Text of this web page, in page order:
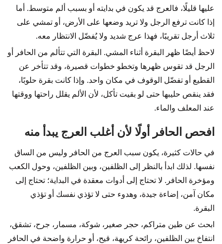
عليها قليلًا، فالعرج قد يكون في بدايته أو بسبب ألم متوسط. أما
إذا كانت ترفع الرجل ولا تريد وضعها على الأرض، أو تمشي على
ثلاث أرجل تقريبًا، فهذا عرج شديد ولا يُفضّل الانتظار معه.
لاحظ أيضًا ظهر البقرة أثناء المشي. البقرة التي تتألم من الحافر أو
الرجل قد تقوس ظهرها وتخطو خطوات قصيرة، وقد تتأخر عن
القطيع أو تفضّل الوقوف في مكان واحد. وإذا كانت بقرة حلوبًا،
فقد ينقص حليبها حتى لو بقيت تأكل، لأن الألم يقلل راحتها ووقتها
عند المعلف والماء.
افحص الحافر أولًا لأن أغلب العرج يبدأ منه
في حالات كثيرة، يكون سبب العرج من الحافر وليس من الساق
نفسها. لذلك ابدأ بالنظر إلى الظلفين، وبين الظلفين، وحول الكعب
ومؤخرة الحافر. لا تحتاج إلى أدوات معقدة في البداية؛ تحتاج إلى
مكان آمن، إضاءة جيدة، وهدوء حتى لا تؤذي نفسك أو تؤذي
البقرة.
ابحث عن طين متراكم، حجر صغير، شوكة، مسمار، جرح، تشقق،
انتفاخ بين الظلفين، رائحة كريهة، قيح، أو حرارة واضحة في الحافر